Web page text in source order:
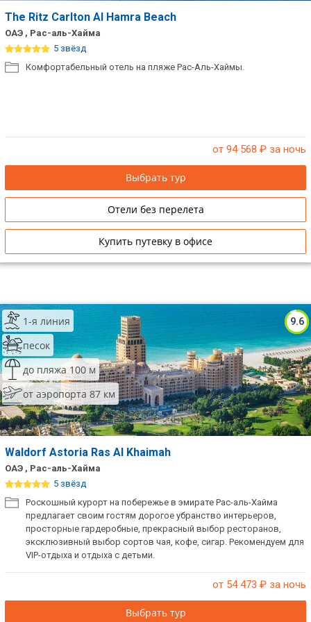
The Ritz Carlton Al Hamra Beach
ОАЭ , Рас-аль-Хайма
5 звёзд
Комфортабельный отель на пляже Рас-Аль-Хаймы.
от 94 568 ₽ за ночь
Выбрать тур
Отели без перелета
Купить путевку в офисе
9.6
1-я линия
песок
до пляжа 100 м
от аэропорта 87 км
Waldorf Astoria Ras Al Khaimah
ОАЭ , Рас-аль-Хайма
5 звёзд
Роскошный курорт на побережье в эмирате Рас-аль-Хайма
предлагает своим гостям дорогое убранство интерьеров,
просторные гардеробные, прекрасный выбор ресторанов,
эксклюзивный выбор сортов чая, кофе, сигар. Рекомендуем для
VIP-отдыха и отдыха с детьми.
от 54 473 ₽ за ночь
Выбрать тур